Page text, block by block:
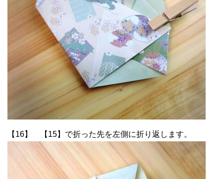
【16】 【15】で折った先を左側に折り返します。